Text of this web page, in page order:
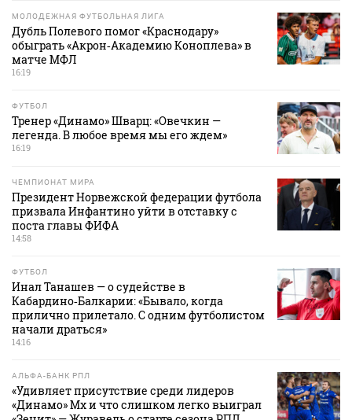
МОЛОДЕЖНАЯ ФУТБОЛЬНАЯ ЛИГА
Дубль Полевого помог «Краснодару»
обыграть «Акрон‑Академию Коноплева» в
матче МФЛ
16:19
ФУТБОЛ
Тренер «Динамо» Шварц: «Овечкин —
легенда. В любое время мы его ждем»
16:19
ЧЕМПИОНАТ МИРА
Президент Норвежской федерации футбола
призвала Инфантино уйти в отставку с
поста главы ФИФА
14:58
ФУТБОЛ
Инал Танашев — о судействе в
Кабардино‑Балкарии: «Бывало, когда
прилично прилетало. С одним футболистом
начали драться»
14:16
АЛЬФА-БАНК РПЛ
«Удивляет присутствие среди лидеров
«Динамо» Мх и что слишком легко выиграл